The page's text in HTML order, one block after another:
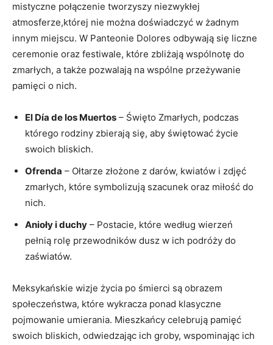
mistyczne połączenie tworzyszy niezwykłej
atmosferze,której nie można doświadczyć w żadnym
innym miejscu. W Panteonie Dolores odbywają się liczne
ceremonie oraz festiwale, które zbliżają wspólnotę do
zmarłych, a także pozwalają na wspólne przeżywanie
pamięci o nich.
El Día de los Muertos – Święto Zmarłych, podczas
którego rodziny zbierają się, aby świętować życie
swoich bliskich.
Ofrenda – Ołtarze złożone z darów, kwiatów i zdjęć
zmarłych, które symbolizują szacunek oraz miłość do
nich.
Anioły i duchy – Postacie, które według wierzeń
pełnią rolę przewodników dusz w ich podróży do
zaświatów.
Meksykańskie wizje życia po śmierci są obrazem
społeczeństwa, które wykracza ponad klasyczne
pojmowanie umierania. Mieszkańcy celebrują pamięć
swoich bliskich, odwiedzając ich groby, wspominając ich